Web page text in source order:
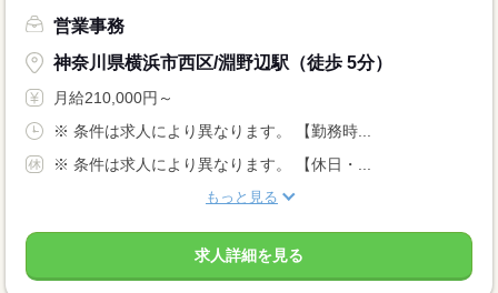
営業事務
神奈川県横浜市西区/淵野辺駅（徒歩 5分）
月給210,000円～
※ 条件は求人により異なります。 【勤務時...
※ 条件は求人により異なります。 【休日・...
もっと見る
求人詳細を見る